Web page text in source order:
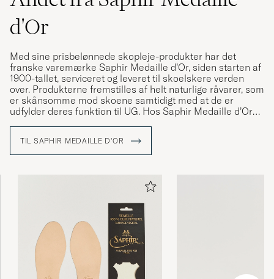
bestiller fra careofcarl, og ingen problemer.
Eneste minus, at man ikke kan velge å få
varen tilsendt hjem i postkassen med
GILBERT D KØBTE PÅ CAREOFCARL.NO
AFSHIN K KØBTE PÅ CAREOFCARL.SE
Fungerar utmärkt för att impregnera både
textil och mocka. Jag använder den bland
annat på en ytterrock i grövre textil och på ett
par mockaskor. Resultatet blir
vattenavvisande och både rock och skor ser
som nya ut. Luktar starkt, så det är en god idé
att spraya utomhus eller i ett väl ventilerat
d'Or
Med sine prisbelønnede skopleje-produkter har det
franske varemærke Saphir Medaille d’Or, siden starten af
1900-tallet, serviceret og leveret til skoelskere verden
over. Produkterne fremstilles af helt naturlige råvarer, som
er skånsomme mod skoene samtidigt med at de er
udfylder deres funktion til UG. Hos Saphir Medaille d’Or
påstrygningsbørster og rengøringsprodukter.
TIL SAPHIR MEDAILLE D'OR